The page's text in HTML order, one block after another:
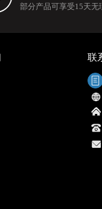
部分产品可享受15天无
联